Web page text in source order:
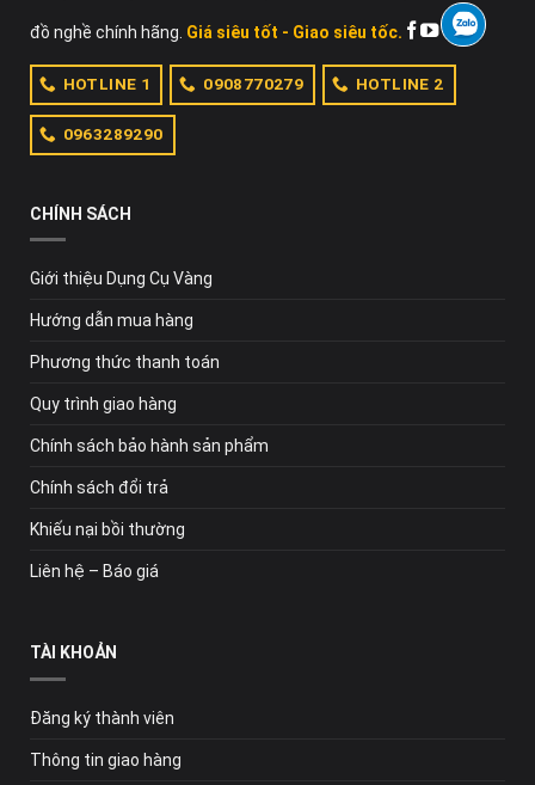
đồ nghề chính hãng. Giá siêu tốt - Giao siêu tốc.
HOTLINE 1 0908770279 HOTLINE 2
0963289290
CHÍNH SÁCH
Giới thiệu Dụng Cụ Vàng
Hướng dẫn mua hàng
Phương thức thanh toán
Quy trình giao hàng
Chính sách bảo hành sản phẩm
Chính sách đổi trả
Khiếu nại bồi thường
Liên hệ – Báo giá
TÀI KHOẢN
Đăng ký thành viên
Thông tin giao hàng